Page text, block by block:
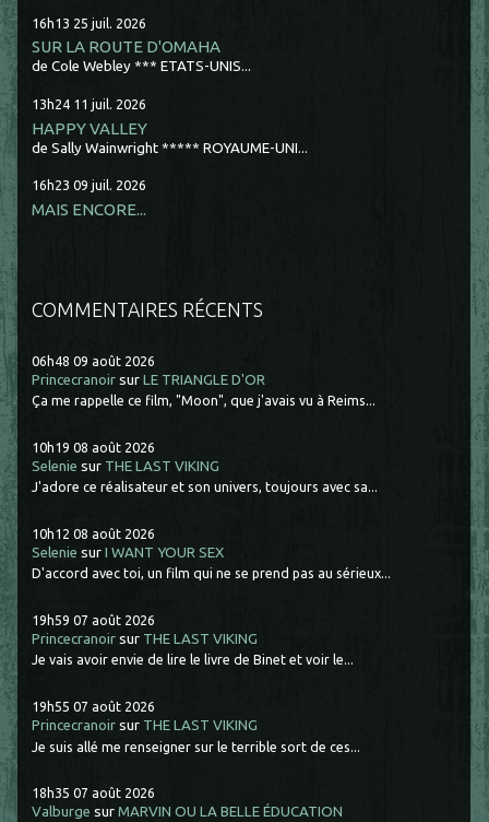
16h13 25 juil. 2026
SUR LA ROUTE D'OMAHA
de Cole Webley *** ETATS-UNIS...
13h24 11 juil. 2026
HAPPY VALLEY
de Sally Wainwright ***** ROYAUME-UNI...
16h23 09 juil. 2026
MAIS ENCORE...
COMMENTAIRES RÉCENTS
06h48 09 août 2026
Princecranoir surLE TRIANGLE D'OR
Ça me rappelle ce film, "Moon", que j'avais vu à Reims...
10h19 08 août 2026
Selenie sur THE LAST VIKING
J'adore ce réalisateur et son univers, toujours avec sa...
10h12 08 août 2026
Selenie surI WANT YOUR SEX
D'accord avec toi, un film qui ne se prend pas au sérieux...
19h59 07 août 2026
Princecranoir sur THE LAST VIKING
Je vais avoir envie de lire le livre de Binet et voir le...
19h55 07 août 2026
Princecranoir sur THE LAST VIKING
Je suis allé me renseigner sur le terrible sort de ces...
18h35 07 août 2026
Valburge surMARVIN OU LA BELLE ÉDUCATION